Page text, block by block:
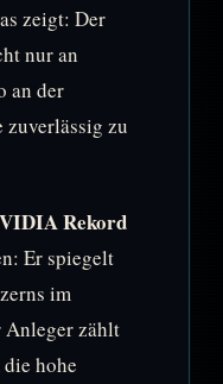
zeigt: Der
nur an
an der
zuverlässig zu
Rekord
Er spiegelt
im
Anleger zählt
hohe